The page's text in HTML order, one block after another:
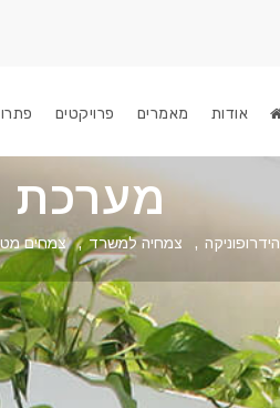
אודות מאמרים פרויקטים
מערכת
הידרופוניקה , צמחיה למשרד , צמחים